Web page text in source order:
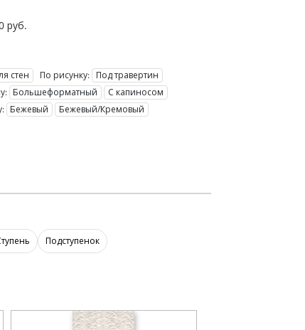
руб.
стен По рисунку:
Под травертин
Большеформатный
С капиносом
Бежевый Бежевый/Кремовый
Подступенок